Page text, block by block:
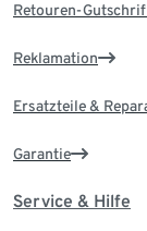
Retouren-
Reklamation
Ersatzteile &
Garantie
Service & Hilfe